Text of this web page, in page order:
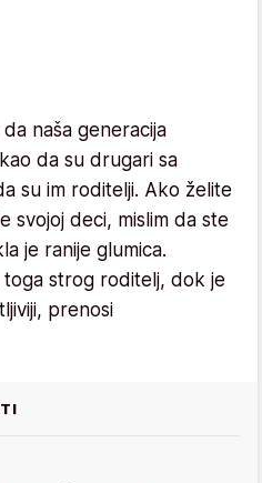
naša generacija
da su drugari sa
su im roditelji. Ako želite
svojoj deci, mislim da ste
je ranije glumica.
toga strog roditelj, dok je
prenosi